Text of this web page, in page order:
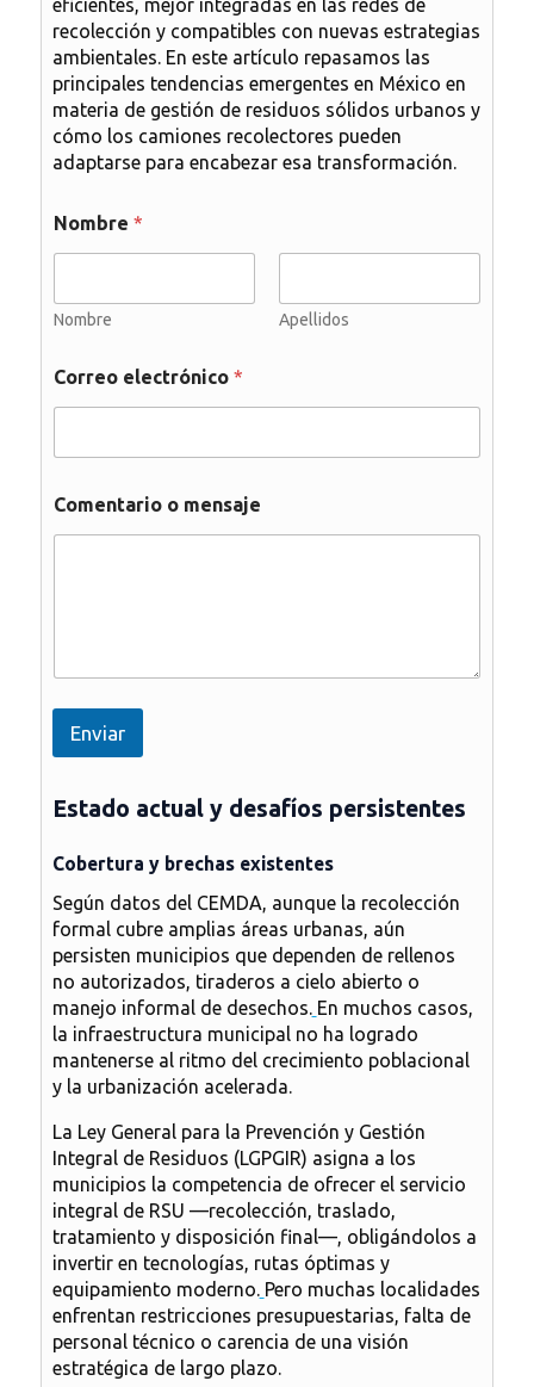
eficientes, mejor integradas en las redes de
recolección y compatibles con nuevas estrategias
ambientales. En este artículo repasamos las
principales tendencias emergentes en México en
materia de gestión de residuos sólidos urbanos y
cómo los camiones recolectores pueden
adaptarse para encabezar esa transformación.
Nombre *
Nombre Apellidos
Correo electrónico *
Comentario o mensaje
Enviar
Estado actual y desafíos persistentes
Cobertura y brechas existentes
Según datos del CEMDA, aunque la recolección
formal cubre amplias áreas urbanas, aún
persisten municipios que dependen de rellenos
no autorizados, tiraderos a cielo abierto o
manejo informal de desechos. En muchos casos,
la infraestructura municipal no ha logrado
mantenerse al ritmo del crecimiento poblacional
y la urbanización acelerada.
La Ley General para la Prevención y Gestión
Integral de Residuos (LGPGIR) asigna a los
municipios la competencia de ofrecer el servicio
integral de RSU —recolección, traslado,
tratamiento y disposición final—, obligándolos a
invertir en tecnologías, rutas óptimas y
equipamiento moderno. Pero muchas localidades
enfrentan restricciones presupuestarias, falta de
personal técnico o carencia de una visión
estratégica de largo plazo.